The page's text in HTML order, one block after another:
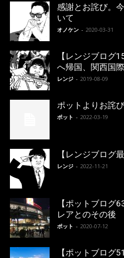
感謝とお詫び。
いて
オノケン - 2020-03-31
【レンジブログ
へ帰国、関西国
レンジ - 2019-08-09
ポットよりお詫
ポット - 2022-03-19
【レンジブログ
レンジ - 2022-11-21
【ポットブロ
レアとのその後
ポット - 2020-07-12
【ポットブログ